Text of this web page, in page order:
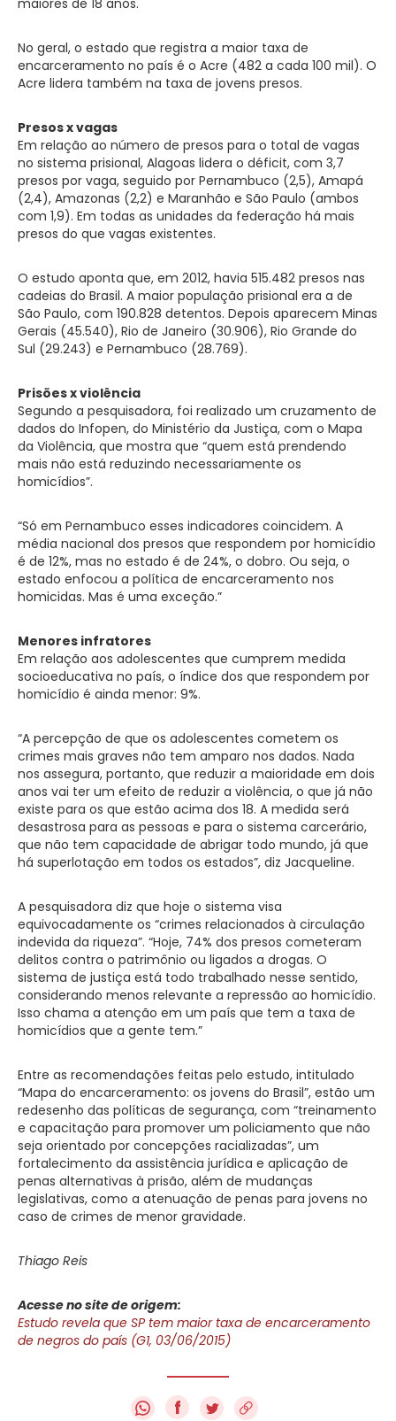
No geral, o estado que registra a maior taxa de
encarceramento no país é o Acre (482 a cada 100 mil). O
Acre lidera também na taxa de jovens presos.
Presos x vagas
Em relação ao número de presos para o total de vagas
no sistema prisional, Alagoas lidera o déficit, com 3,7
presos por vaga, seguido por Pernambuco (2,5), Amapá
(2,4), Amazonas (2,2) e Maranhão e São Paulo (ambos
com 1,9). Em todas as unidades da federação há mais
presos do que vagas existentes.
O estudo aponta que, em 2012, havia 515.482 presos nas
cadeias do Brasil. A maior população prisional era a de
São Paulo, com 190.828 detentos. Depois aparecem Minas
Gerais (45.540), Rio de Janeiro (30.906), Rio Grande do
Sul (29.243) e Pernambuco (28.769).
Prisões x violência
Segundo a pesquisadora, foi realizado um cruzamento de
dados do Infopen, do Ministério da Justiça, com o Mapa
da Violência, que mostra que “quem está prendendo
mais não está reduzindo necessariamente os
homicídios”.
“Só em Pernambuco esses indicadores coincidem. A
média nacional dos presos que respondem por homicídio
é de 12%, mas no estado é de 24%, o dobro. Ou seja, o
estado enfocou a política de encarceramento nos
homicidas. Mas é uma exceção.”
Menores infratores
Em relação aos adolescentes que cumprem medida
socioeducativa no país, o índice dos que respondem por
homicídio é ainda menor: 9%.
“A percepção de que os adolescentes cometem os
crimes mais graves não tem amparo nos dados. Nada
nos assegura, portanto, que reduzir a maioridade em dois
anos vai ter um efeito de reduzir a violência, o que já não
existe para os que estão acima dos 18. A medida será
desastrosa para as pessoas e para o sistema carcerário,
que não tem capacidade de abrigar todo mundo, já que
há superlotação em todos os estados”, diz Jacqueline.
A pesquisadora diz que hoje o sistema visa
equivocadamente os “crimes relacionados à circulação
indevida da riqueza”. “Hoje, 74% dos presos cometeram
delitos contra o patrimônio ou ligados a drogas. O
sistema de justiça está todo trabalhado nesse sentido,
considerando menos relevante a repressão ao homicídio.
Isso chama a atenção em um país que tem a taxa de
homicídios que a gente tem.”
Entre as recomendações feitas pelo estudo, intitulado
“Mapa do encarceramento: os jovens do Brasil”, estão um
redesenho das políticas de segurança, com “treinamento
e capacitação para promover um policiamento que não
seja orientado por concepções racializadas”, um
fortalecimento da assistência jurídica e aplicação de
penas alternativas à prisão, além de mudanças
legislativas, como a atenuação de penas para jovens no
caso de crimes de menor gravidade.
Thiago Reis
Acesse no site de origem:
Estudo revela que SP tem maior taxa de encarceramento
de negros do país (G1, 03/06/2015)
f